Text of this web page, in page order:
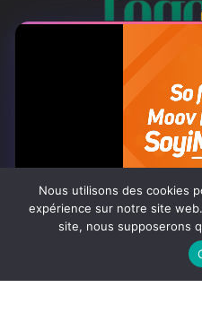
À
Togo Post est un site
Tel : +228
Nous utilisons des cookies
expérience sur notre site
site, nous supposerons